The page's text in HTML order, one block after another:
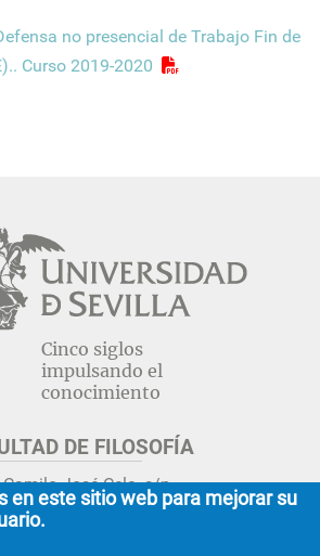
no presencial de Trabajo Fin de
Curso 2019-2020
Cinco siglos
impulsando el
conocimiento
DE FILOSOFÍA
José Cela, s/n.
Sevilla 41018.
en este sitio web para mejorar su